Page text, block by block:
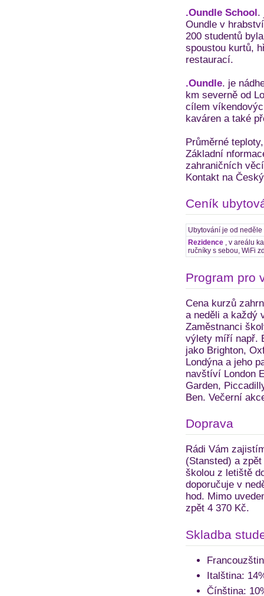
.Oundle School.
Oundle v
200 studentů
spoustou kurtů,
restaurací.
.Oundle. je
km severně od
cílem
kaváren a také
Průměrné
Základní
zahraničních
Kontakt na
Ceník
Ubytování je od
Rezidence , v areálu
ručníky s sebou, WiFi
Program pro
Cena kurzů
a neděli a každý
Zaměstnanci
výlety míří např.
jako Brighton,
Londýna a jeho
navštíví London
Garden,
Ben. Večerní
Doprava
Rádi Vám
(Stansted) a
školou z letiště
doporučuje v
hod. Mimo
zpět 4 370 Kč.
Skladba
Italština:
Čínština: